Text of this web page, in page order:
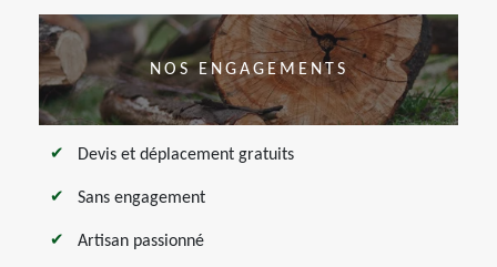
NOS ENGAGEMENTS
Devis et déplacement gratuits
Sans engagement
Artisan passionné